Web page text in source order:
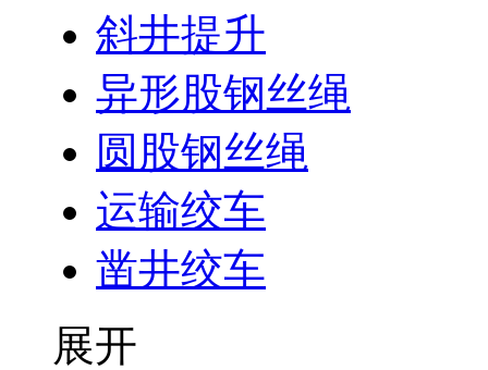
斜井提升
异形股钢丝绳
圆股钢丝绳
运输绞车
凿井绞车
展开